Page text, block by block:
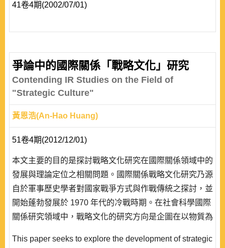
41卷4期(2002/07/01)
爭論中的國際關係「戰略文化」研究
Contending IR Studies on the Field of
"Strategic Culture"
黃恩浩(An-Hao Huang)
51卷4期(2012/12/01)
本文主要的目的是探討戰略文化研究在國際關係領域中的
發展與理論定位之相關問題。國際關係戰略文化研究乃源
自於軍事歷史學者對國家戰爭方式與作戰傳統之探討，並
開始蓬勃發展於 1970 年代的冷戰時期。在社會科學國際
關係研究領域中，戰略文化的研究方向是企圖在以物質為
度，探討國家行為者在國際環境中的戰略行為模式根源。
This paper seeks to explore the development of strategic